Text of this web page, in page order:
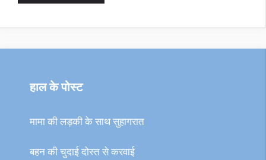
हाल के पोस्ट
मामा की लड़की के साथ सुहागरात
बहन की चुदाई दोस्त से करवाई